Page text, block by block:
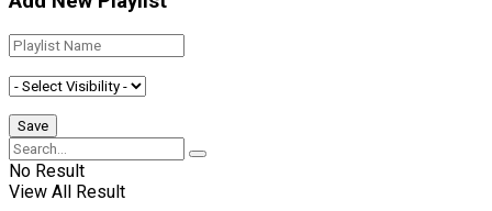
No Result
View All Result